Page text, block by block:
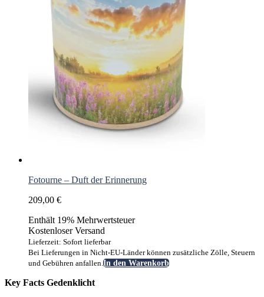
Fotourne – Duft der Erinnerung
209,00 €
Enthält 19% Mehrwertsteuer
Kostenloser Versand
Lieferzeit: Sofort lieferbar
Bei Lieferungen in Nicht-EU-Länder können zusätzliche Zölle, Steuern
und Gebühren anfallen.In den Warenkorb
Key Facts Gedenklicht